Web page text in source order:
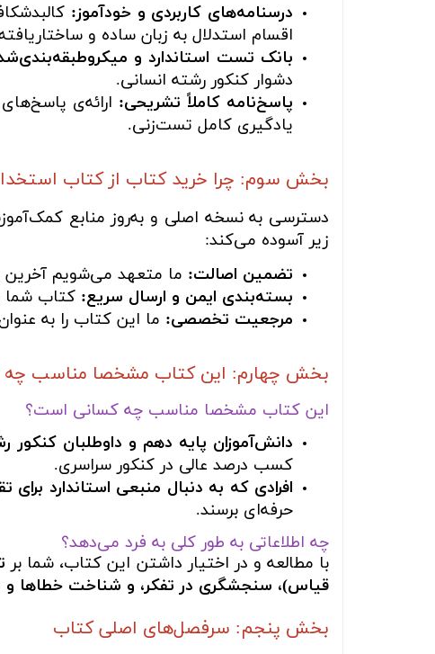
درسنامه‌های کاربردی و خودآموز:
اقسام استدلال به زبان ساده و
بانک تست استاندارد و
دشوار کنکور رشته انسانی.
پاسخ‌نامه کاملاً تشریحی: ارائه‌ی
یادگیری کامل تست‌زنی.
بخش سوم: چرا خرید کتاب از کتاب
دسترسی به نسخه اصلی و به‌روز منابع
زیر آسوده می‌کند:
تضمین اصالت: ما متعهد می‌شویم آخرین
بسته‌بندی ایمن و ارسال سریع: کتاب شما
مرجعیت تخصصی: ما این کتاب را به
بخش چهارم: این کتاب مشخصا مناسب چه
این کتاب مشخصا مناسب چه کسانی است؟
دانش‌آموزان پایه دهم و داوطلبان کنکور
کسب درصد عالی در کنکور سراسری.
افرادی که به دنبال منبعی استاندارد
حرفه‌ای برسند.
چه اطلاعاتی به طور کلی به فرد می‌دهد؟
با مطالعه و در اختیار داشتن این کتاب، شما بر
قیاس)، سنجشگری در تفکر، و شناخت خطاها و
بخش پنجم: سرفصل‌های اصلی کتاب